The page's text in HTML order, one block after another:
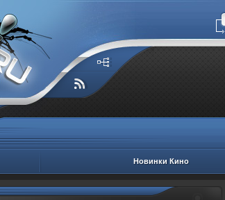
Новинки Кино